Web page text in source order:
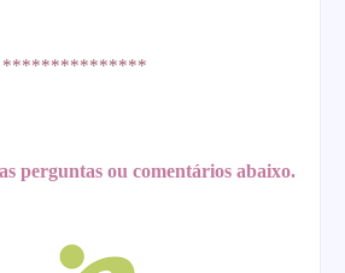
***************
perguntas ou comentários abaixo.